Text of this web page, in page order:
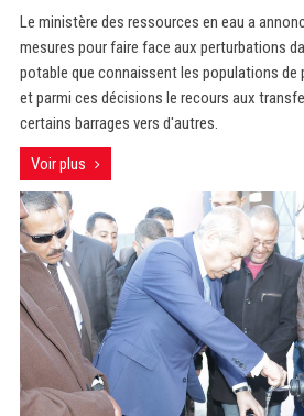
Le ministère des ressources en eau a
mesures pour faire face aux perturbations
potable que connaissent les populations de
et parmi ces décisions le recours aux
certains barrages vers d'autres.
Voir plus